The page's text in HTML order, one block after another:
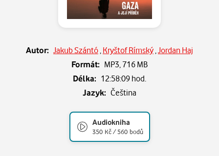
Autor: Jakub Szántó Kryštof Rímský Jordan Haj
Formát: MP3, 716 MB
Délka: 12:58:09 hod.
Jazyk: Čeština
Audiokniha
350 Kč / 560 bodů